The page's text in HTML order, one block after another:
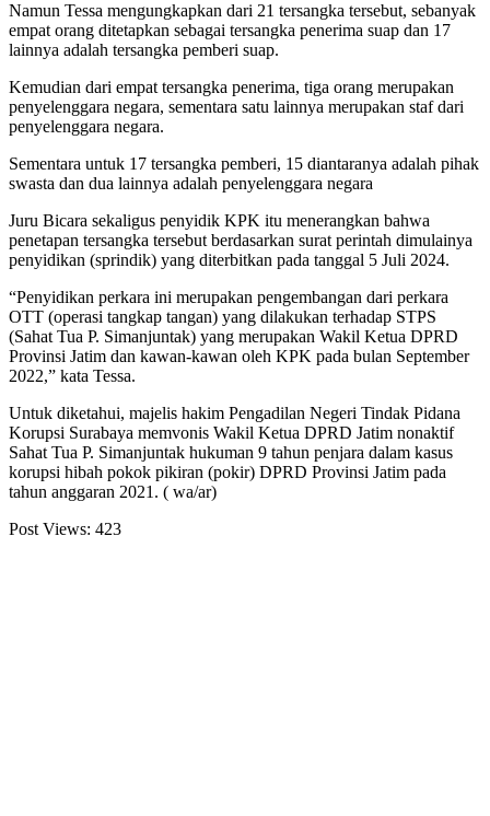
Namun Tessa mengungkapkan dari 21 tersangka tersebut, sebanyak
empat orang ditetapkan sebagai tersangka penerima suap dan 17
lainnya adalah tersangka pemberi suap.
Kemudian dari empat tersangka penerima, tiga orang merupakan
penyelenggara negara, sementara satu lainnya merupakan staf dari
penyelenggara negara.
Sementara untuk 17 tersangka pemberi, 15 diantaranya adalah pihak
swasta dan dua lainnya adalah penyelenggara negara
Juru Bicara sekaligus penyidik KPK itu menerangkan bahwa
penetapan tersangka tersebut berdasarkan surat perintah dimulainya
penyidikan (sprindik) yang diterbitkan pada tanggal 5 Juli 2024.
“Penyidikan perkara ini merupakan pengembangan dari perkara
OTT (operasi tangkap tangan) yang dilakukan terhadap STPS
(Sahat Tua P. Simanjuntak) yang merupakan Wakil Ketua DPRD
Provinsi Jatim dan kawan-kawan oleh KPK pada bulan September
2022,” kata Tessa.
Untuk diketahui, majelis hakim Pengadilan Negeri Tindak Pidana
Korupsi Surabaya memvonis Wakil Ketua DPRD Jatim nonaktif
Sahat Tua P. Simanjuntak hukuman 9 tahun penjara dalam kasus
korupsi hibah pokok pikiran (pokir) DPRD Provinsi Jatim pada
tahun anggaran 2021. ( wa/ar)
Post Views: 423